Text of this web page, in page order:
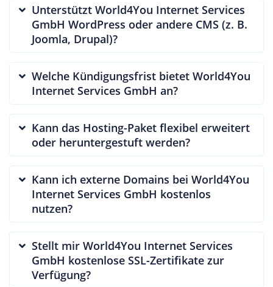
Unterstützt World4You Internet Services
GmbH WordPress oder andere CMS (z. B.
Joomla, Drupal)?
Welche Kündigungsfrist bietet World4You
Internet Services GmbH an?
Kann das Hosting-Paket flexibel erweitert
oder heruntergestuft werden?
Kann ich externe Domains bei World4You
Internet Services GmbH kostenlos
nutzen?
Stellt mir World4You Internet Services
GmbH kostenlose SSL-Zertifikate zur
Verfügung?